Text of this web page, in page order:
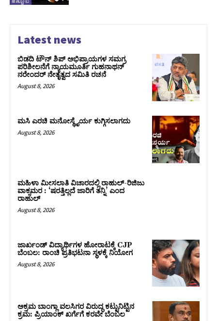
ಹೆಣ್ಣೋಟ
Latest news
ಬಿಡದಿ ಟೌನ್ ಶಿಪ್ ಅಭಿಪ್ರಾಯಗಳ ಸಮಗ್ರ
ಪರಿಶೀಲನೆಗೆ ನ್ಯಾಯಮೂರ್ತಿ ಗುಹನಾಥನ್
ನರೇಂದರ್ ನೇತೃತ್ವದ ಸಮಿತಿ ರಚನೆ
August 8, 2026
ಮಸಿ ಎರಚಿ ಮನೋಸ್ಥೈರ್ಯ ಕುಗ್ಗಿಸಲಾಗದು
August 8, 2026
ಮಹಿಳಾ ಮೀಸಲಾತಿ ವಿಚಾರದಲ್ಲಿ ರಾಹುಲ್‌-ರಿಜಿಜು
ವಾಕ್ಸಮರ : ‘ಷರತ್ತಿಲ್ಲದೆ ಜಾರಿಗೆ ತನ್ನಿ’ ಎಂದ
ರಾಹುಲ್‌
August 8, 2026
ಜಾರ್ಖಂಡ್‌ ವಿದ್ಯಾರ್ಥಿಗಳ ಹೋರಾಟಕ್ಕೆ CJP
ಬೆಂಬಲ: ರಾಂಚಿ ಪ್ರತಿಭಟನಾ ಸ್ಥಳಕ್ಕೆ ನಿಯೋಗ
August 8, 2026
ಅಕ್ರಮ ಬಾಂಗ್ಲಾ ವಲಸಿಗರ ವಿರುದ್ಧ ಕಟ್ಟುನಿಟ್ಟಿನ
ಕ್ರಮ: ಪ್ರಿಯಾಂಕ್ ಖರ್ಗೆಗೆ ಕರವೇ ಬೆಂಬಲ